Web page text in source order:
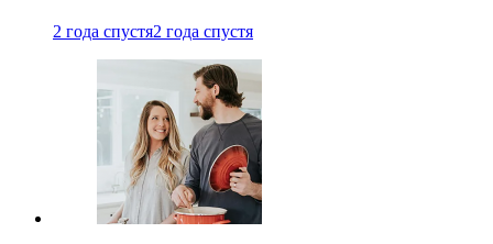
2 года спустя2 года спустя